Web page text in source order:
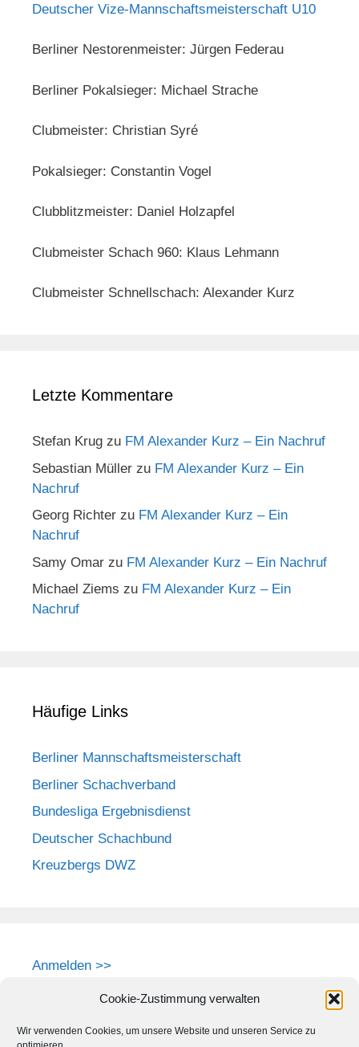
Cookie-Zustimmung verwalten
Wir verwenden Cookies, um unsere Website und unseren Service zu
Deutscher Vize-Mannschaftsmeisterschaft U10
Berliner Nestorenmeister: Jürgen Federau
Berliner Pokalsieger: Michael Strache
Clubmeister: Christian Syré
Pokalsieger: Constantin Vogel
Clubblitzmeister: Daniel Holzapfel
Clubmeister Schach 960: Klaus Lehmann
Clubmeister Schnellschach: Alexander Kurz
Letzte Kommentare
Stefan Krug zu FM Alexander Kurz – Ein Nachruf
Sebastian Müller zu FM Alexander Kurz – Ein
Nachruf
Georg Richter zu FM Alexander Kurz – Ein
Nachruf
Samy Omar zu FM Alexander Kurz – Ein Nachruf
Michael Ziems zu FM Alexander Kurz – Ein
Nachruf
Häufige Links
Berliner Mannschaftsmeisterschaft
Berliner Schachverband
Bundesliga Ergebnisdienst
Deutscher Schachbund
Kreuzbergs DWZ
Anmelden >>